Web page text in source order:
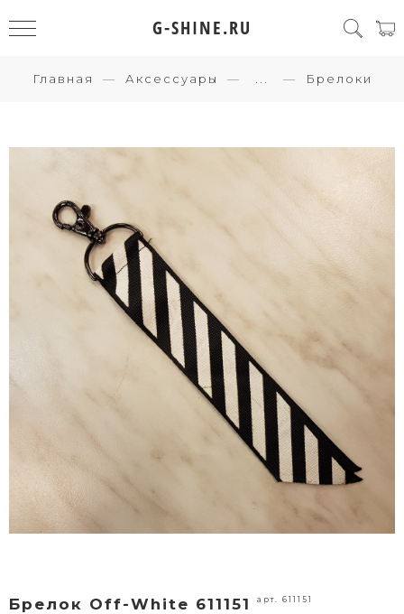
G-SHINE.RU
Главная Аксессуары Брелоки
Брелок Off-White 611151 арт. 611151